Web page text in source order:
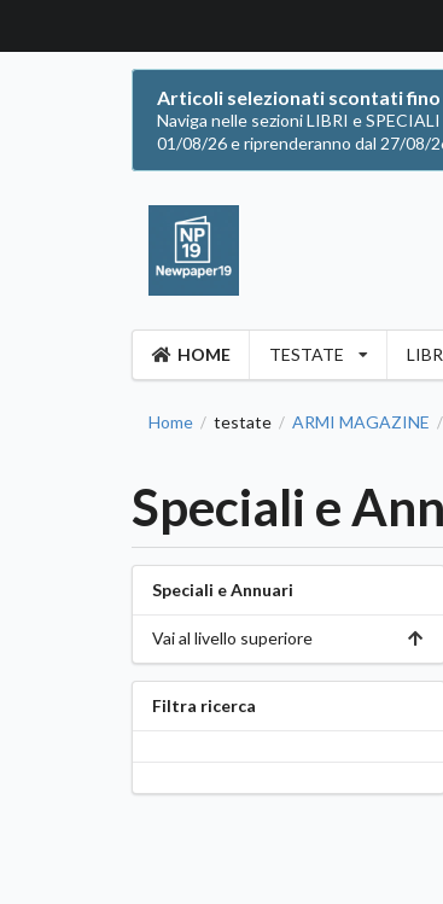
Articoli selezionati scontati fino
Naviga nelle sezioni LIBRI e
01/08/26 e riprenderanno dal 27/08/
HOME TESTATE
Home / testate / ARMI MAGAZINE /
Speciali e
Speciali e Annuari
Vai al livello superiore
Filtra ricerca